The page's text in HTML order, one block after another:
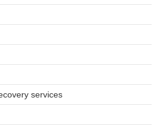
services